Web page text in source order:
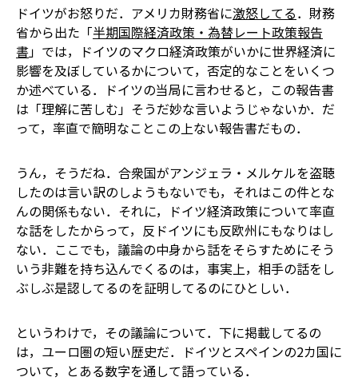
ドイツがお怒りだ．アメリカ財務省に激怒してる．財務
省から出た「半期国際経済政策・為替レート政策報告
書」では，ドイツのマクロ経済政策がいかに世界経済に
影響を及ぼしているかについて，否定的なことをいくつ
か述べている．ドイツの当局に言わせると，この報告書
は「理解に苦しむ」そうだ――妙な言いようじゃないか．だ
って，率直で簡明なことこの上ない報告書だもの．
うん，そうだね．合衆国がアンジェラ・メルケルを盗聴
したのは言い訳のしようもない――でも，それはこの件とな
んの関係もない．それに，ドイツ経済政策について率直
な話をしたからって，反ドイツにも反欧州にもなりはし
ない．ここでも，議論の中身から話をそらすためにそう
いう非難を持ち込んでくるのは，事実上，相手の話をし
ぶしぶ是認してるのを証明してるのにひとしい．
というわけで，その議論について．下に掲載してるの
は，ユーロ圏の短い歴史だ．ドイツとスペインの2カ国に
ついて，とある数字を通して語っている．